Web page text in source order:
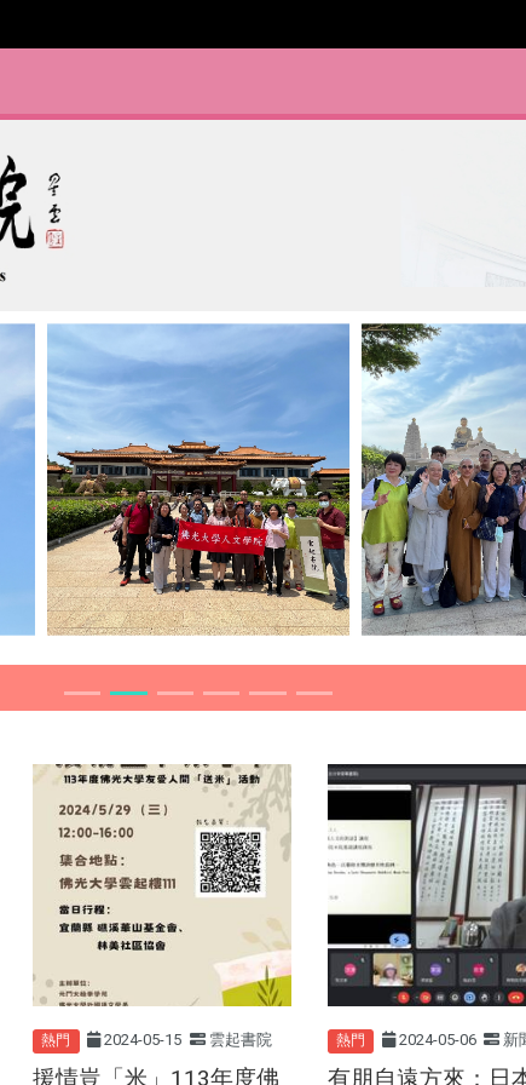
熱門 2024-05-15 雲起書院
援情豈「米」113年度佛
熱門 2024-05-06 新
有朋自遠方來：日